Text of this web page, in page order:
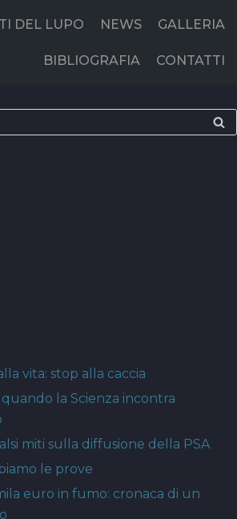
DEL LUPO NEWS GALLERIA
BIBLIOGRAFIA CONTATTI
vita: stop alla caccia
la Scienza incontra
miti sulla diffusione della PSA
le prove
euro in fumo: cronaca di un